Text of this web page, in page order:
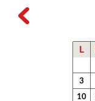
L
3
10